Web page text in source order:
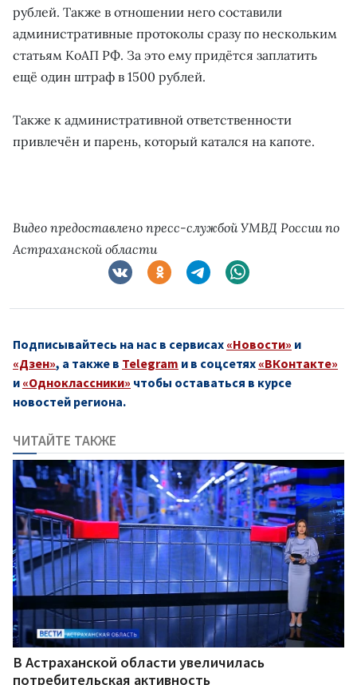
рублей. Также в отношении него составили
административные протоколы сразу по нескольким
статьям КоАП РФ. За это ему придётся заплатить
ещё один штраф в 1500 рублей.
Также к административной ответственности
привлечён и парень, который катался на капоте.
Видео предоставлено пресс-службой УМВД России по
Астраханской области
Подписывайтесь на нас в сервисах «Новости» и
«Дзен», а также в Telegram и в соцсетях «ВКонтакте»
и «Одноклассники» чтобы оставаться в курсе
новостей региона.
ЧИТАЙТЕ ТАКЖЕ
В Астраханской области увеличилась
потребительская активность